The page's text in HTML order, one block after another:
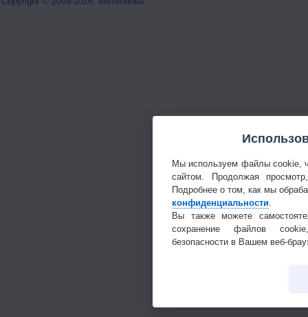
Мы используем файлы cookie,
сайтом. Продолжая
Подробнее о том, как мы
конфиденциальности.
Вы также можете
сохранение файлов
безопасности в Вашем веб-